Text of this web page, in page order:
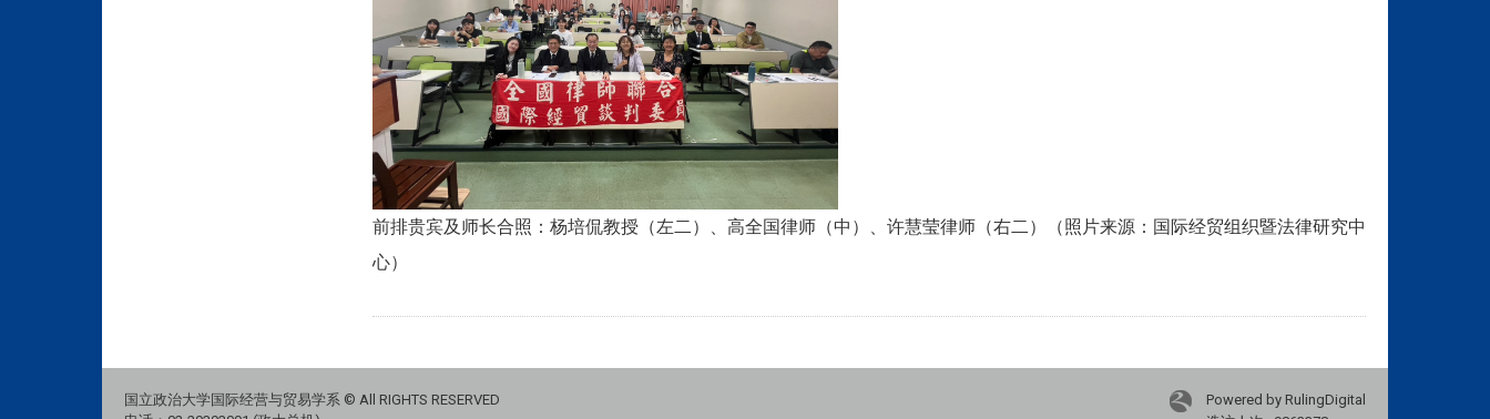
前排贵宾及师长合照：杨培侃教授（左二）、高全国律师（中）、 许慧莹律师（右二）（照片来源：国际经贸组织暨法律研究中
心）
国立政治大学国际经营与贸易学系 © All RIGHTS RESERVED
Powered by RulingDigital